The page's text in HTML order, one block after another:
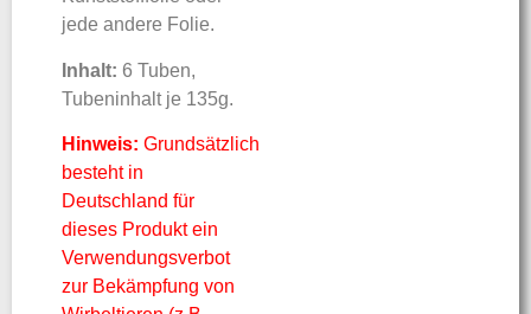
jede andere Folie.
Inhalt: 6 Tuben,
Tubeninhalt je 135g.
Hinweis: Grundsätzlich
besteht in
Deutschland für
dieses Produkt ein
Verwendungsverbot
zur Bekämpfung von